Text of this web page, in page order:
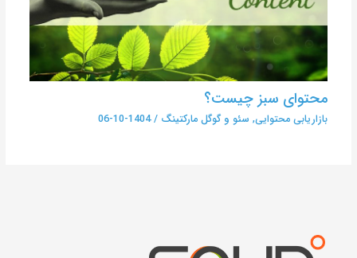
محتوای سبز چیست؟
بازاریابی محتوایی, سئو و گوگل مارکتینگ /
1404-10-06